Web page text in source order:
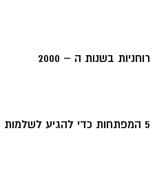
רוחניות בשנות ה – 2000
5 המפתחות כדי להגיע לשלמות